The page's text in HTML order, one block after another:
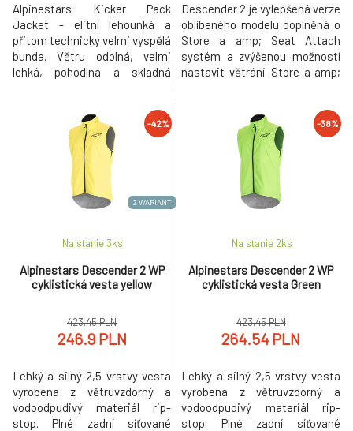
Alpinestars Kicker Pack
Jacket - elitní lehounká a
přitom technicky velmi vyspělá
bunda. Větru odolná, velmi
lehká, pohodlná a skladná
velmi malého balíčku. Ideální do
kapsy nebo batohu jako
příprava na změnu počasí, déšť
nebo například do dlouhých
sjezdů. Špičkové materiály a zp
Descender 2 je vylepšená verze
oblíbeného modelu doplněná o
Store a amp; Seat Attach
systém a zvýšenou možností
nastavit větrání. Store a amp;
rozměru do integrované a
připevnit pod sedlo. Vše je
potřebné je součástí bundy.
Nepotřebujete k tomu nic
dalšího. Alpinestars Descender
2 WARIANT
-42%
Alpinestars Descender 2 WP
cyklistická vesta yellow
Na stanie 3ks
423.45 PLN
246.9 PLN
Lehký a silný 2,5 vrstvy vesta
vyrobena z větruvzdorný a
vodoodpudivý materiál rip-
stop. Plné zadní síťované
-38%
Alpinestars Descender 2 WP
cyklistická vesta Green
Na stanie 2ks
423.45 PLN
264.54 PLN
Lehký a silný 2,5 vrstvy vesta
vyrobena z větruvzdorný a
vodoodpudivý materiál rip-
stop. Plné zadní síťované